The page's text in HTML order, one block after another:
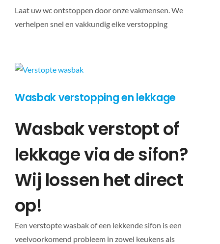
Laat uw wc ontstoppen door onze vakmensen. We
verhelpen snel en vakkundig elke verstopping
Wasbak verstopping en lekkage
Wasbak verstopt of
lekkage via de sifon?
Wij lossen het direct
op!
Een verstopte wasbak of een lekkende sifon is een
veelvoorkomend probleem in zowel keukens als